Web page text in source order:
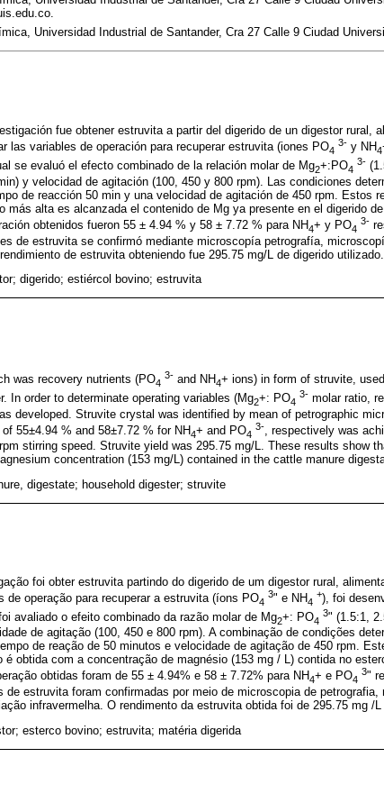
Universidad Industrial de Santander, Cra 27 Calle 9 Ciudad
fue obtener estruvita a partir del digerido de un digestor rural,
las variables de operación para recuperar estruvita (iones PO4
3- y NH4
se evaluó el efecto combinado de la relación molar de Mg2+:PO4
3-
y velocidad de agitación (100, 450 y 800 rpm). Las condiciones
de reacción 50 min y una velocidad de agitación de 450 rpm. Estos
más alta es alcanzada el contenido de Mg ya presente en el digerido
obtenidos fueron 55 ± 4.94 % y 58 ± 7.72 % para NH4+ y PO4
3-
de estruvita se confirmó mediante microscopía petrografía,
de estruvita obteniendo fue 295.75 mg/L de digerido utilizado.
digerido; estiércol bovino; estruvita
was recovery nutrients (PO4
3- and NH4+ ions) in form of struvite,
In order to determinate operating variables (Mg2+: PO4
3- molar ratio,
developed. Struvite crystal was identified by mean of petrographic
55±4.94 % and 58±7.72 % for NH4+ and PO4
3-
, respectively was
stirring speed. Struvite yield was 295.75 mg/L. These results show
concentration (153 mg/L) contained in the cattle manure
digestate; household digester; struvite
foi obter estruvita partindo do digerido de um digestor rural,
de operação para recuperar a estruvita (íons PO4
3" e NH4
+), foi
avaliado o efeito combinado da razão molar de Mg2+: PO4
3" (1.5:1,
de agitação (100, 450 e 800 rpm). A combinação de condições
de reação de 50 minutos e velocidade de agitação de 450 rpm.
é obtida com a concentração de magnésio (153 mg / L) contida no
obtidas foram de 55 ± 4.94% e 58 ± 7.72% para NH4+ e PO4
3"
de estruvita foram confirmadas por meio de microscopia de petrografia,
infravermelha. O rendimento da estruvita obtida foi de 295.75 mg /
esterco bovino; estruvita; matéria digerida